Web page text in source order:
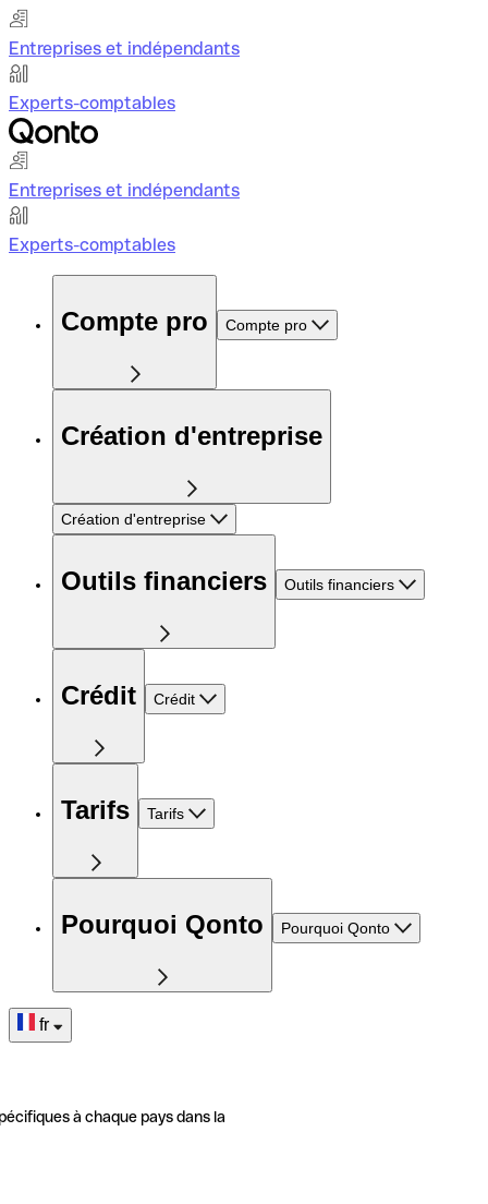
Entreprises et indépendants
Experts-comptables
Entreprises et indépendants
Experts-comptables
Compte pro Compte pro
Création d'entreprise
Création d'entreprise
Outils financiers Outils financiers
Crédit Crédit
Tarifs Tarifs
Pourquoi Qonto Pourquoi Qonto
fr
à chaque pays dans la